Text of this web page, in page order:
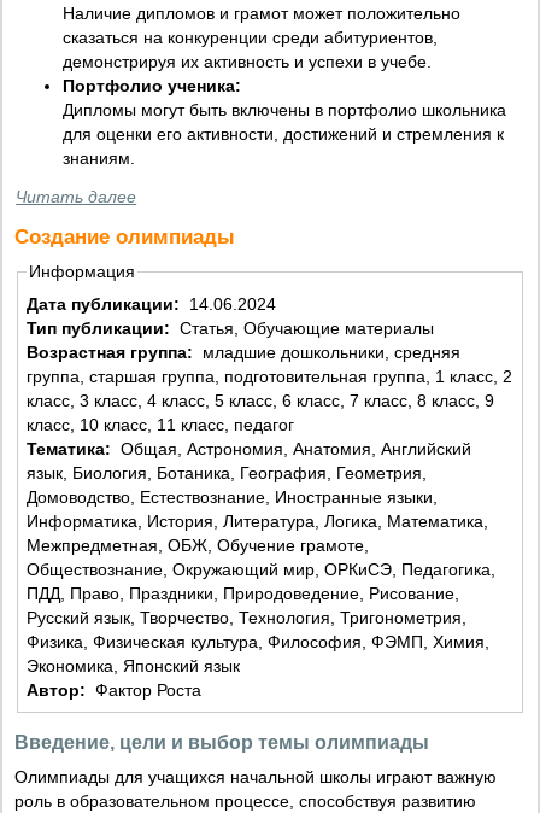
Наличие дипломов и грамот может положительно
сказаться на конкуренции среди абитуриентов,
демонстрируя их активность и успехи в учебе.
Портфолио ученика:
Дипломы могут быть включены в портфолио школьника
для оценки его активности, достижений и стремления к
знаниям.
Читать далее
Создание олимпиады
Информация
Дата публикации:
14.06.2024
Тип публикации: Статья, Обучающие материалы
Возрастная группа:
группа, старшая группа, подготовительная группа, 1 класс, 2
класс, 3 класс, 4 класс, 5 класс, 6 класс, 7 класс, 8 класс, 9
класс, 10 класс, 11 класс, педагог
Тематика: Общая, Астрономия, Анатомия, Английский
язык, Биология, Ботаника, География, Геометрия,
Домоводство, Естествознание, Иностранные языки,
Информатика, История, Литература, Логика, Математика,
Межпредметная, ОБЖ, Обучение грамоте,
Обществознание, Окружающий мир, ОРКиСЭ, Педагогика,
ПДД, Право, Праздники, Природоведение, Рисование,
Русский язык, Творчество, Технология, Тригонометрия,
Физика, Физическая культура, Философия, ФЭМП, Химия,
Экономика, Японский язык
Автор: Фактор Роста
Введение, цели и выбор темы олимпиады
Олимпиады для учащихся начальной школы играют важную
роль в образовательном процессе, способствуя развитию